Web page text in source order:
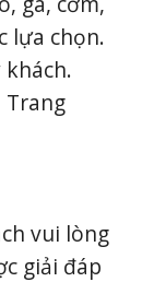
lựa chọn.
Trang
vui lòng
giải đáp